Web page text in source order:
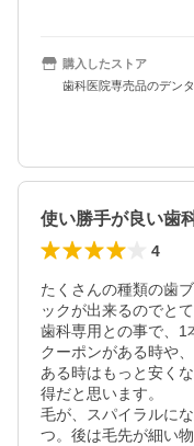
購入したストア
歯科医院専売品のデン
使い勝手が良い歯
4
たくさんの種類の歯
ックが出来るのでと
歯科専用との事で、1
クーポンがある時や
ある時はもっと安く
得だと思います。
毛が、スパイラルに
つ。後は毛先が細い